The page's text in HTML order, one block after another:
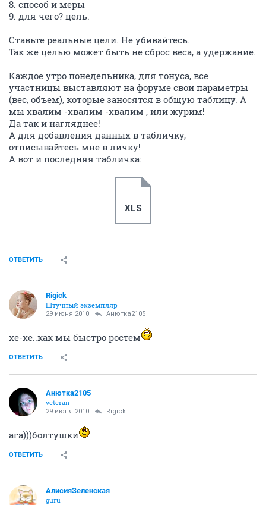
8. способ и меры
9. для чего? цель.
Ставьте реальные цели. Не убивайтесь.
Так же целью может быть не сброс веса, а удержание.
Каждое утро понедельника, для тонуса, все
участницы выставляют на форуме свои параметры
(вес, объем), которые заносятся в общую таблицу. А
мы хвалим -хвалим -хвалим , или журим!
Да так и нагляднее!
А для добавления данных в табличку,
отписывайтесь мне в личку!
А вот и последняя табличка:
XLS
ОТВЕТИТЬ
Rigick
Штучный экземпляр
29 июня 2010 Анютка2105
хе-хе..как мы быстро ростем
ОТВЕТИТЬ
Анютка2105
veteran
29 июня 2010 Rigick
ага)))болтушки
ОТВЕТИТЬ
АлисияЗеленская
guru